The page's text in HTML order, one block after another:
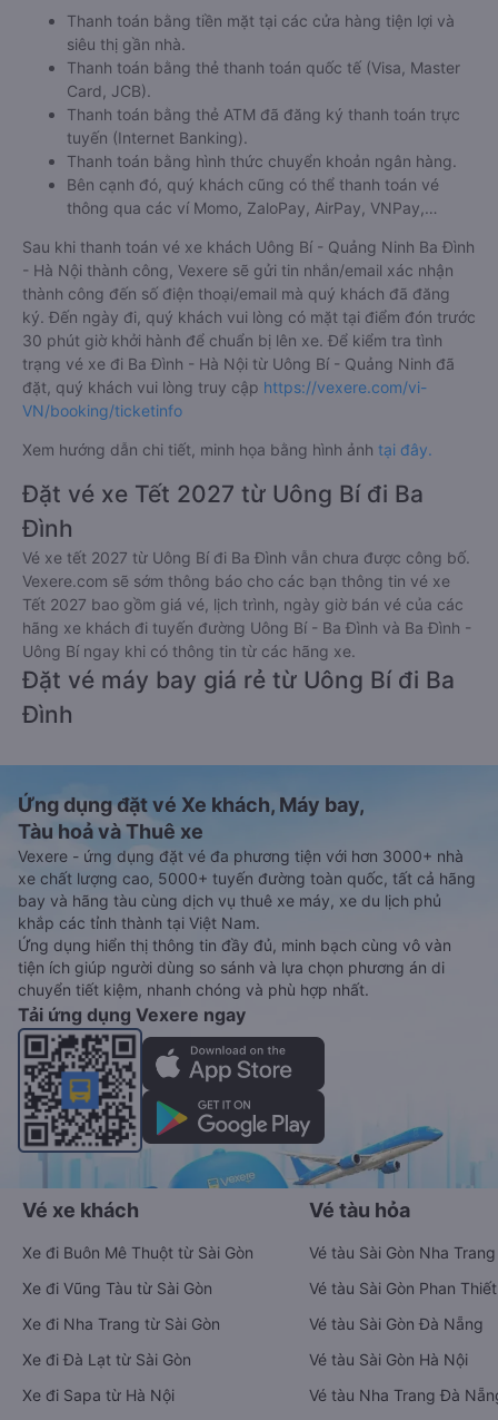
Thanh toán bằng tiền mặt tại các cửa hàng tiện lợi và
siêu thị gần nhà.
Thanh toán bằng thẻ thanh toán quốc tế (Visa, Master
Card, JCB).
Thanh toán bằng thẻ ATM đã đăng ký thanh toán trực
tuyến (Internet Banking).
Thanh toán bằng hình thức chuyển khoản ngân hàng.
Bên cạnh đó, quý khách cũng có thể thanh toán vé
thông qua các ví Momo, ZaloPay, AirPay, VNPay,…
Sau khi thanh toán vé xe khách Uông Bí - Quảng Ninh Ba Đình
- Hà Nội thành công, Vexere sẽ gửi tin nhắn/email xác nhận
thành công đến số điện thoại/email mà quý khách đã đăng
ký. Đến ngày đi, quý khách vui lòng có mặt tại điểm đón trước
30 phút giờ khởi hành để chuẩn bị lên xe. Để kiểm tra tình
trạng vé xe đi Ba Đình - Hà Nội từ Uông Bí - Quảng Ninh đã
đặt, quý khách vui lòng truy cập https://vexere.com/vi-
VN/booking/ticketinfo
Xem hướng dẫn chi tiết, minh họa bằng hình ảnh tại đây.
Đặt vé xe Tết 2027 từ Uông Bí đi Ba
Đình
Vé xe tết 2027 từ Uông Bí đi Ba Đình vẫn chưa được công bố.
Vexere.com sẽ sớm thông báo cho các bạn thông tin vé xe
Tết 2027 bao gồm giá vé, lịch trình, ngày giờ bán vé của các
hãng xe khách đi tuyến đường Uông Bí - Ba Đình và Ba Đình -
Uông Bí ngay khi có thông tin từ các hãng xe.
Đặt vé máy bay giá rẻ từ Uông Bí đi Ba
Đình
Ứng dụng đặt vé Xe khách, Máy bay,
Tàu hoả và Thuê xe
Vexere - ứng dụng đặt vé đa phương tiện với hơn 3000+ nhà
xe chất lượng cao, 5000+ tuyến đường toàn quốc, tất cả hãng
bay và hãng tàu cùng dịch vụ thuê xe máy, xe du lịch phủ
khắp các tỉnh thành tại Việt Nam.
Ứng dụng hiển thị thông tin đầy đủ, minh bạch cùng vô vàn
tiện ích giúp người dùng so sánh và lựa chọn phương án di
chuyển tiết kiệm, nhanh chóng và phù hợp nhất.
Tải ứng dụng Vexere ngay
Vé xe khách
Xe đi Buôn Mê Thuột từ Sài Gòn
Xe đi Vũng Tàu từ Sài Gòn
Xe đi Nha Trang từ Sài Gòn
Xe đi Đà Lạt từ Sài Gòn
Xe đi Sapa từ Hà Nội
Vé tàu hỏa
Vé tàu Sài Gòn Nha Trang
Vé tàu Sài Gòn Phan Thiết
Vé tàu Sài Gòn Đà Nẵng
Vé tàu Sài Gòn Hà Nội
Vé tàu Nha Trang Đà